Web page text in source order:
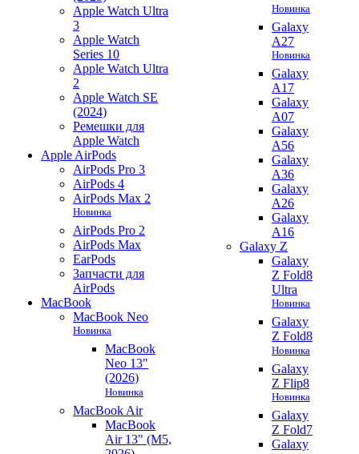
Apple Watch Ultra
3
Apple Watch
Series 10
Apple Watch Ultra
2
Apple Watch SE
(2024)
Ремешки для
Apple Watch
Apple AirPods
AirPods Pro 3
AirPods 4
AirPods Max 2
Новинка
AirPods Pro 2
AirPods Max
EarPods
Запчасти для
AirPods
MacBook
MacBook Neo
Новинка
MacBook
Neo 13"
(2026)
Новинка
MacBook Air
MacBook
Air 13" (M5,
Новинка
Galaxy
A27
Новинка
Galaxy
A17
Galaxy
A07
Galaxy
A56
Galaxy
A36
Galaxy
A26
Galaxy
A16
Galaxy Z
Galaxy
Z Fold8
Ultra
Новинка
Galaxy
Z Fold8
Новинка
Galaxy
Z Flip8
Новинка
Galaxy
Z Fold7
Galaxy